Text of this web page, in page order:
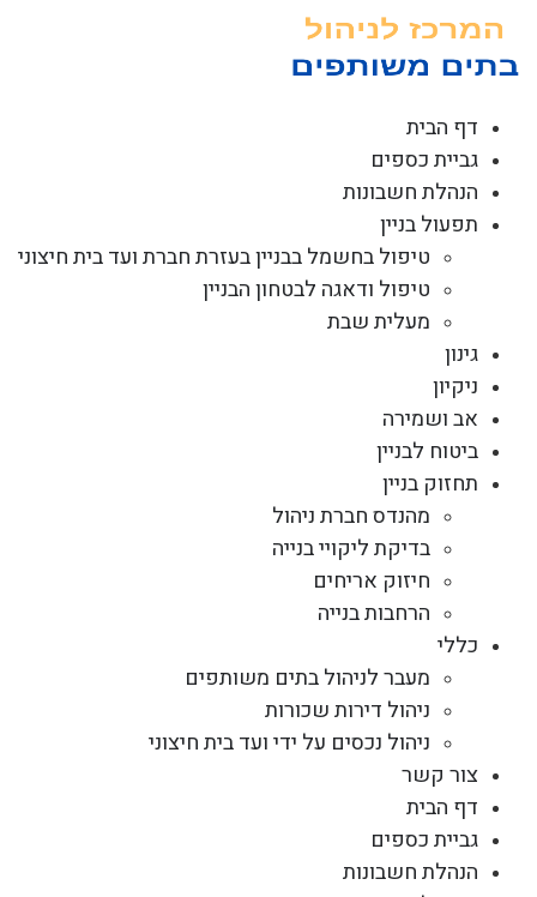
דף הבית
גביית כספים
הנהלת חשבונות
תפעול בניין
טיפול בחשמל בבניין בעזרת חברת ועד בית חיצוני
טיפול ודאגה לבטחון הבניין
מעלית שבת
גינון
ניקיון
אב ושמירה
ביטוח לבניין
תחזוק בניין
מהנדס חברת ניהול
בדיקת ליקויי בנייה
חיזוק אריחים
הרחבות בנייה
כללי
מעבר לניהול בתים משותפים
ניהול דירות שכורות
ניהול נכסים על ידי ועד בית חיצוני
צור קשר
דף הבית
גביית כספים
הנהלת חשבונות